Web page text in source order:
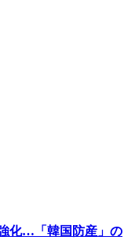
化…「韓国防産」の